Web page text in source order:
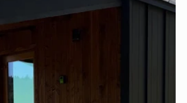
Львівська область,
— від 2 ночей
створити простір для
серед гірської